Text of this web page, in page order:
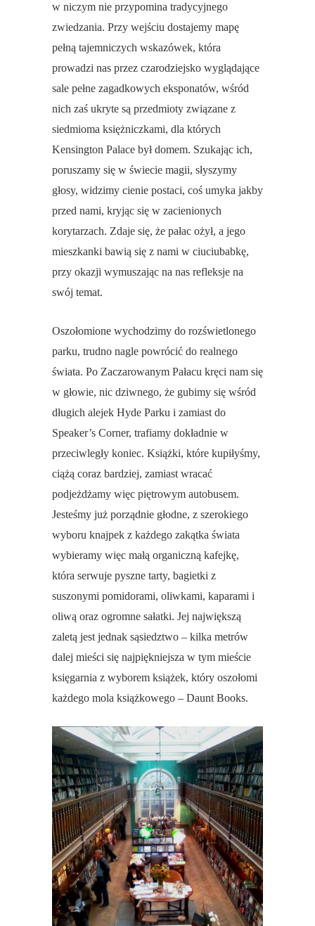
w niczym nie przypomina tradycyjnego
zwiedzania. Przy wejściu dostajemy mapę
pełną tajemniczych wskazówek, która
prowadzi nas przez czarodziejsko wyglądające
sale pełne zagadkowych eksponatów, wśród
nich zaś ukryte są przedmioty związane z
siedmioma księżniczkami, dla których
Kensington Palace był domem. Szukając ich,
poruszamy się w świecie magii, słyszymy
głosy, widzimy cienie postaci, coś umyka jakby
przed nami, kryjąc się w zacienionych
korytarzach. Zdaje się, że pałac ożył, a jego
mieszkanki bawią się z nami w ciuciubabkę,
przy okazji wymuszając na nas refleksje na
swój temat.
Oszołomione wychodzimy do rozświetlonego
parku, trudno nagle powrócić do realnego
świata. Po Zaczarowanym Pałacu kręci nam się
w głowie, nic dziwnego, że gubimy się wśród
długich alejek Hyde Parku i zamiast do
Speaker’s Corner, trafiamy dokładnie w
przeciwległy koniec. Książki, które kupiłyśmy,
ciążą coraz bardziej, zamiast wracać
podjeżdżamy więc piętrowym autobusem.
Jesteśmy już porządnie głodne, z szerokiego
wyboru knajpek z każdego zakątka świata
wybieramy więc małą organiczną kafejkę,
która serwuje pyszne tarty, bagietki z
suszonymi pomidorami, oliwkami, kaparami i
oliwą oraz ogromne sałatki. Jej największą
zaletą jest jednak sąsiedztwo – kilka metrów
dalej mieści się najpiękniejsza w tym mieście
księgarnia z wyborem książek, który oszołomi
każdego mola książkowego – Daunt Books.